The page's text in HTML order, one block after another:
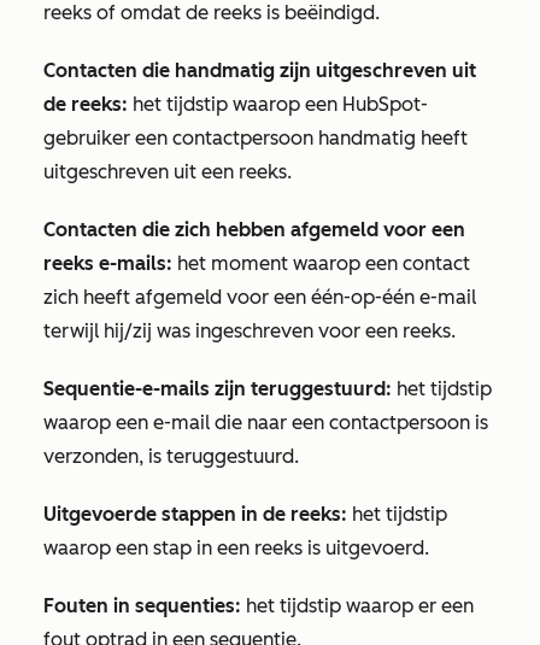
reeks of omdat de reeks is beëindigd.
Contacten die handmatig zijn uitgeschreven uit
de reeks: het tijdstip waarop een HubSpot-
gebruiker een contactpersoon handmatig heeft
uitgeschreven uit een reeks.
Contacten die zich hebben afgemeld voor een
reeks e-mails: het moment waarop een contact
zich heeft afgemeld voor een één-op-één e-mail
terwijl hij/zij was ingeschreven voor een reeks.
Sequentie-e-mails zijn teruggestuurd: het tijdstip
waarop een e-mail die naar een contactpersoon is
verzonden, is teruggestuurd.
Uitgevoerde stappen in de reeks: het tijdstip
waarop een stap in een reeks is uitgevoerd.
Fouten in sequenties: het tijdstip waarop er een
fout optrad in een sequentie.